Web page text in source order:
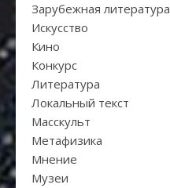
Зарубежная литература
Искуcство
Кино
Конкурс
Литература
Локальный текст
Масскульт
Метафизика
Мнение
Музеи